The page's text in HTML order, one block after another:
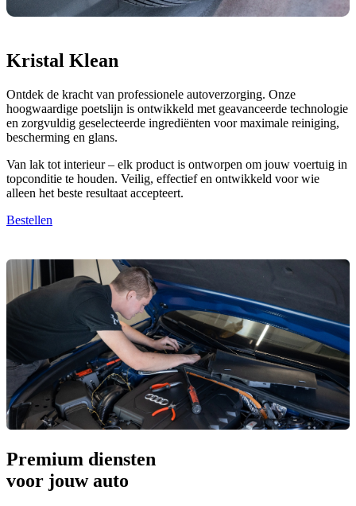
Kristal Klean
Ontdek de kracht van professionele autoverzorging. Onze
hoogwaardige poetslijn is ontwikkeld met geavanceerde technologie
en zorgvuldig geselecteerde ingrediënten voor maximale reiniging,
bescherming en glans.
Van lak tot interieur – elk product is ontworpen om jouw voertuig in
topconditie te houden. Veilig, effectief en ontwikkeld voor wie
alleen het beste resultaat accepteert.
Bestellen
Premium diensten
voor jouw auto